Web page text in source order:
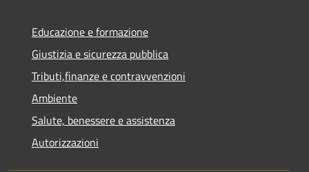
Educazione e formazione
Giustizia e sicurezza pubblica
Tributi,finanze e contravvenzioni
Ambiente
Salute, benessere e assistenza
Autorizzazioni